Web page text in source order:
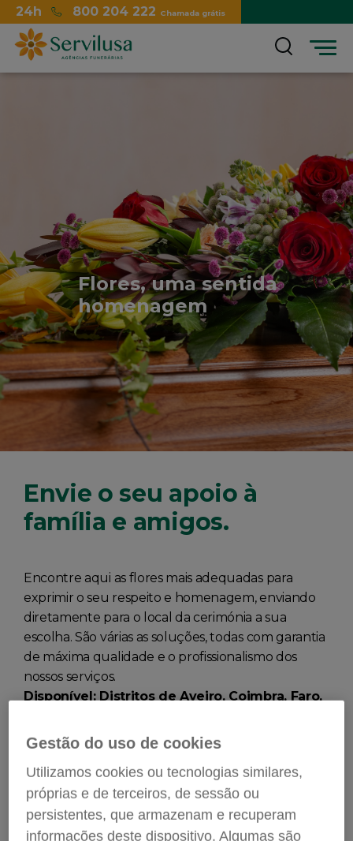
24h 800 204 222 Chamada grátis
Menu
Flores, uma sentida
homenagem
Envie o seu apoio à
família e amigos.
Encontre aqui as flores mais adequadas para
exprimir o seu respeito e homenagem, enviando
diretamente para o local da cerimónia a sua
escolha. São várias as soluções, todas com garantia
de máxima qualidade e o profissionalismo dos
nossos serviços.
Disponível: Distritos de Aveiro, Coimbra, Faro,
As peças de flores e os preços apresentados são válidos apenas para compras
efetuadas e pagas através do site.
Para entrega de peças de flores em serviços que não sejam organizados pela
Servilusa, será aplicada uma taxa de entrega de 20€.>
Gestão do uso de cookies
Utilizamos cookies ou tecnologias similares,
próprias e de terceiros, de sessão ou
persistentes, que armazenam e recuperam
informações deste dispositivo. Algumas são